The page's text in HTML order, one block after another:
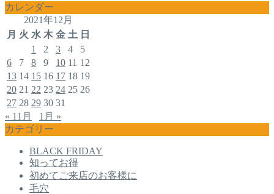
カレンダー
2021年12月
月 火 水 木 金 土 日
1
2 3 4
5
6
7 8 9 10 11 12
13 14 15 16 17 18 19
20 21 22 23 24 25 26
27 28 29 30 31
« 11月
1月 »
カテゴリー
BLACK FRIDAY
知ってお得
初めてご来店のお客様に
毛穴